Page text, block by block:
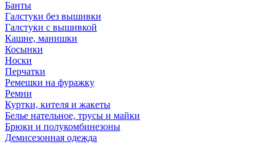
Банты
Галстуки без вышивки
Галстуки с вышивкой
Кашне, манишки
Косынки
Носки
Перчатки
Ремешки на фуражку
Ремни
Куртки, кителя и жакеты
Белье нательное, трусы и майки
Брюки и полукомбинезоны
Демисезонная одежда